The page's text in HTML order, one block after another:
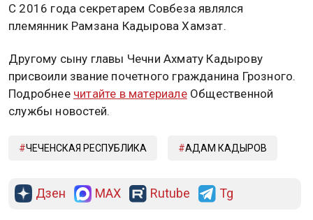
С 2016 года секретарем Совбеза являлся
племянник Рамзана Кадырова Хамзат.
Другому сыну главы Чечни Ахмату Кадырову
присвоили звание почетного гражданина Грозного.
Подробнее читайте в материалеОбщественной
службы новостей.
ЧЕЧЕНСКАЯ РЕСПУБЛИКА АДАМ КАДЫРОВ
Дзен MAX Rutube Tg